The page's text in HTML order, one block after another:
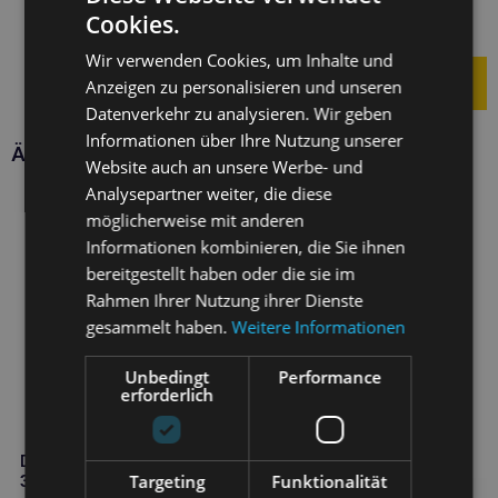
Fell Shampoo 354 ml
Ähnliche Produkte
DENTAL FRESH oral Standard
3,8 l
Cookies.
Wir verwenden Cookies, um Inhalte und
Anzeigen zu personalisieren und unseren
Datenverkehr zu analysieren. Wir geben
Informationen über Ihre Nutzung unserer
Website auch an unsere Werbe- und
Analysepartner weiter, die diese
möglicherweise mit anderen
Informationen kombinieren, die Sie ihnen
bereitgestellt haben oder die sie im
Rahmen Ihrer Nutzung ihrer Dienste
gesammelt haben.Weitere Informationen
Unbedingt
erforderlich
Performance
Targeting Funktionalität